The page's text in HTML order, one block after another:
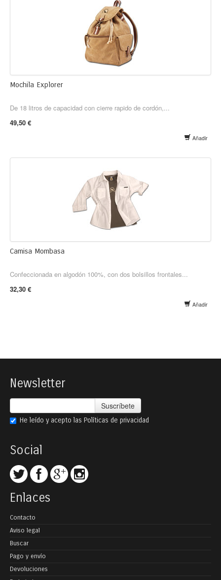
Mochila Explorer
De 18 litros de capacidad con cierre rapido de cordón,...
49,50 €
Añadir
Camisa Mombasa
Confeccionada en algodón 100%, con dos bolsillos frontales...
32,30 €
Añadir
Newsletter
Suscríbete
He leído y acepto las Políticas de privacidad
Social
Enlaces
Contacto
Aviso legal
Buscar
Pago y envío
Devoluciones